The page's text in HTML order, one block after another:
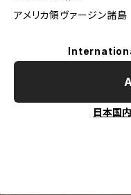
アメリカ領ヴァージン諸島
日本国